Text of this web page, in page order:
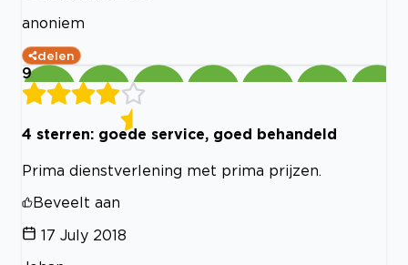
anoniem
delen
9
4 sterren: goede service, goed behandeld
Prima dienstverlening met prima prijzen.
Beveelt aan
17 July 2018